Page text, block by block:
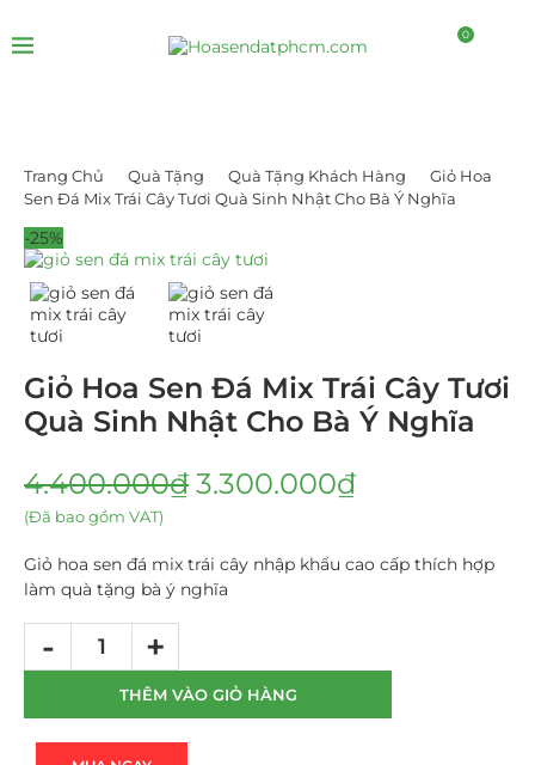
0
Trang Chủ Quà Tặng Quà Tặng Khách Hàng
Giỏ Hoa
Sen Đá Mix Trái Cây Tươi Quà Sinh Nhật Cho Bà Ý Nghĩa
-25%
Giỏ Hoa Sen Đá Mix Trái Cây Tươi
Quà Sinh Nhật Cho Bà Ý Nghĩa
4.400.000₫ 3.300.000₫
(Đã bao gồm VAT)
Giỏ hoa sen đá mix trái cây nhập khẩu cao cấp thích hợp
làm quà tặng bà ý nghĩa
THÊM VÀO GIỎ HÀNG